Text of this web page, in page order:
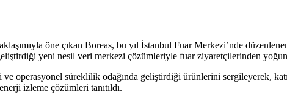
öne çıkan Boreas, bu yıl İstanbul Fuar Merkezi’nde
yeni nesil veri merkezi çözümleriyle fuar ziyaretçilerinden
operasyonel süreklilik odağında geliştirdiği ürünlerini sergileyerek,
izleme çözümleri tanıtıldı.